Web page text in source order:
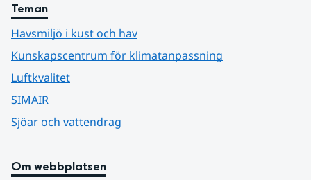
Teman
Havsmiljö i kust och hav
Kunskapscentrum för klimatanpassning
Luftkvalitet
SIMAIR
Sjöar och vattendrag
Om webbplatsen